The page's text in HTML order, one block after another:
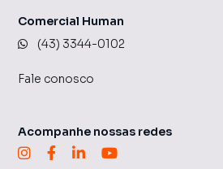
Comercial Human
(43) 3344-0102
Fale conosco
Acompanhe nossas redes